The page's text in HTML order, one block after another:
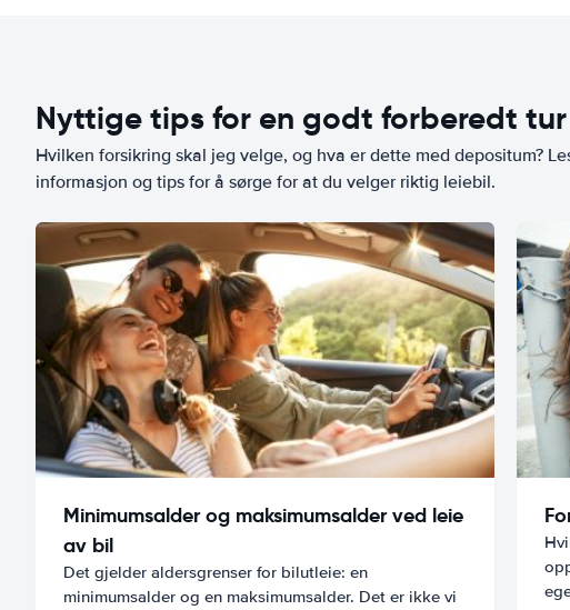
Nyttige tips for en godt forberedt tur
Hvilken forsikring skal jeg velge, og hva er dette med depositum?
informasjon og tips for å sørge for at du velger riktig leiebil.
Minimumsalder og maksimumsalder ved leie
av bil
Det gjelder aldersgrenser for bilutleie: en
minimumsalder og en maksimumsalder. Det er ikke vi